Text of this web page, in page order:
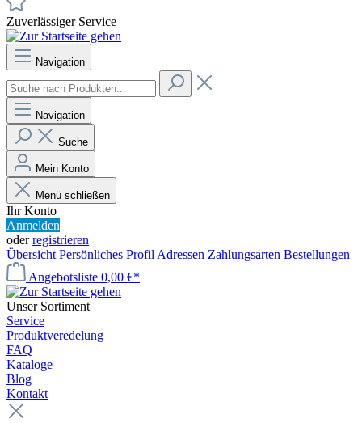
Zuverlässiger Service
Navigation
Navigation
Suche
Mein Konto
Menü schließen
Ihr Konto
Anmelden
oderregistrieren
Übersicht Persönliches Profil Adressen Zahlungsarten Bestellungen
Angebotsliste 0,00 €*
Unser Sortiment
Service
Produktveredelung
FAQ
Kataloge
Blog
Kontakt